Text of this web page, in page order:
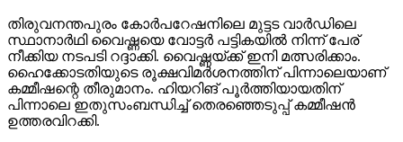
തിരുവനന്തപുരം കോര്‍പറേഷനിലെ മുട്ടട വാര്‍ഡിലെ
സ്ഥാനാര്‍ഥി വൈഷ്ണയെ വോട്ടര്‍ പട്ടികയില്‍ നിന്ന് പേര്
നീക്കിയ നടപടി റദ്ദാക്കി. വൈഷ്ണയ്ക്ക് ഇനി മത്സരിക്കാം.
ഹൈക്കോടതിയുടെ രൂക്ഷവിമര്‍ശനത്തിന് പിന്നാലെയാണ്
കമ്മീഷന്റെ തീരുമാനം. ഹിയറിങ് പൂര്‍ത്തിയായതിന്
പിന്നാലെ ഇതുസംബന്ധിച്ച് തെരഞ്ഞെടുപ്പ് കമ്മീഷന്‍
ഉത്തരവിറക്കി.